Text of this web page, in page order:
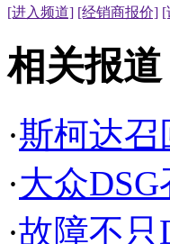
[进入频道] [经销商报价] [
相关报道
·斯柯达召
·大众
·故障不只